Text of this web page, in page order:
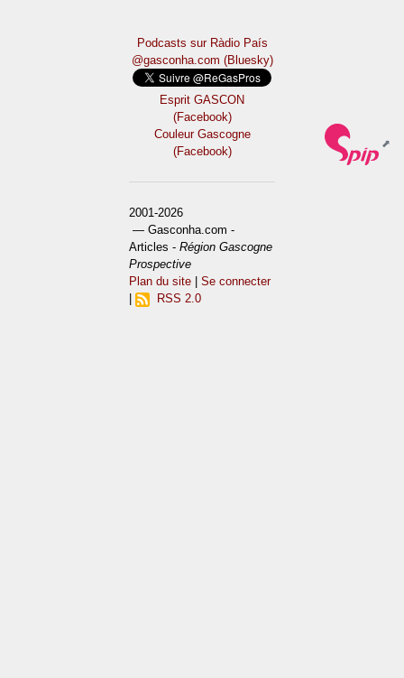
Podcasts sur Ràdio País
@gasconha.com (Bluesky)
Esprit GASCON
(Facebook)
Couleur Gascogne
(Facebook)
2001-2026
— Gasconha.com -
Articles -Région Gascogne
Prospective
Plan du site |Se connecter
|
RSS 2.0